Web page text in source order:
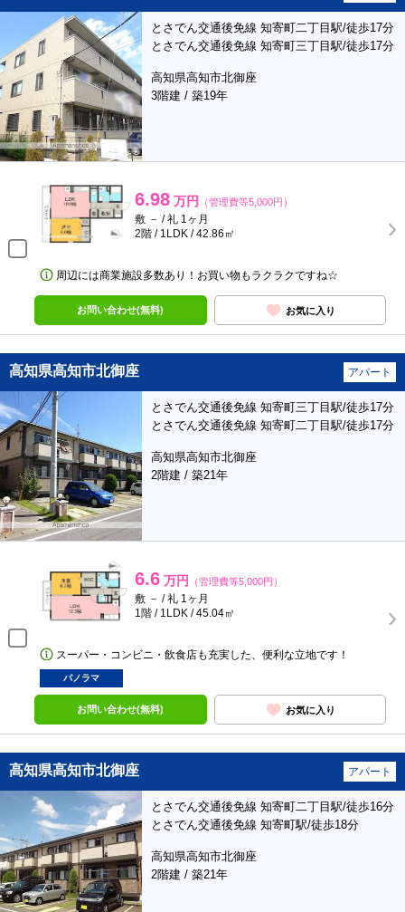
とさでん交通後免線 知寄町二丁目駅/徒歩17分
とさでん交通後免線 知寄町三丁目駅/徒歩17分
高知県高知市北御座
3階建 / 築19年
6.98 万円 （管理費等5,000円）
敷 － / 礼 1ヶ月
2階 / 1LDK / 42.86㎡
周辺には商業施設多数あり！お買い物もラクラクですね☆
お問い合わせ(無料) お気に入り
高知県高知市北御座 アパート
とさでん交通後免線 知寄町三丁目駅/徒歩17分
とさでん交通後免線 知寄町二丁目駅/徒歩17分
高知県高知市北御座
2階建 / 築21年
6.6 万円 （管理費等5,000円）
敷 － / 礼 1ヶ月
1階 / 1LDK / 45.04㎡
スーパー・コンビニ・飲食店も充実した、便利な立地です！
パノラマ
お問い合わせ(無料) お気に入り
高知県高知市北御座 アパート
とさでん交通後免線 知寄町二丁目駅/徒歩16分
とさでん交通後免線 知寄町駅/徒歩18分
高知県高知市北御座
2階建 / 築21年